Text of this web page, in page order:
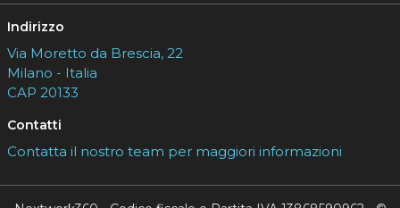
Indirizzo
Via Moretto da Brescia, 22
Milano - Italia
CAP 20133
Contatti
Contatta il nostro team per maggiori informazioni